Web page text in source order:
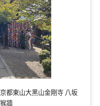
都東山大黑山金剛寺 八坂
牆